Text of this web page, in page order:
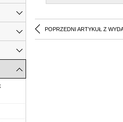
POPRZEDNI ARTYKUŁ Z